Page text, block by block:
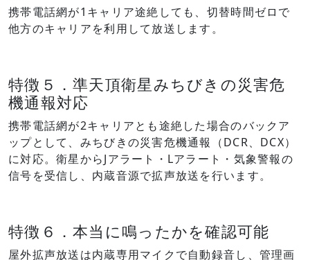
携帯電話網が1キャリア途絶しても、切替時間ゼロで
他方のキャリアを利用して放送します。
特徴５．準天頂衛星みちびきの災害危
機通報対応
携帯電話網が2キャリアとも途絶した場合のバックア
ップとして、みちびきの災害危機通報（DCR、DCX）
に対応。衛星からJアラート・Lアラート・気象警報の
信号を受信し、内蔵音源で拡声放送を行います。
特徴６．本当に鳴ったかを確認可能
屋外拡声放送は内蔵専用マイクで自動録音し、管理画